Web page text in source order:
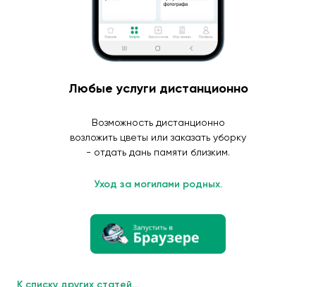
Любые услуги дистанционно
Возможность дистанционно
возложить цветы или заказать уборку
- отдать дань памяти близким.
Уход за могилами родных.
К списку других статей...